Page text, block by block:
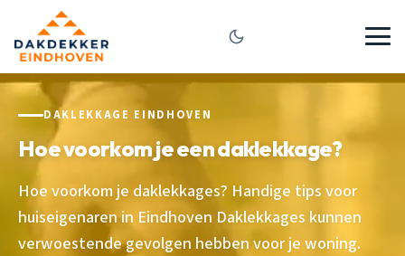
DAKLEKKAGE EINDHOVEN
Hoe voorkom je een daklekkage?
Hoe voorkom je daklekkages? Handige tips voor
huiseigenaren in Eindhoven Daklekkages kunnen
verwoestende gevolgen hebben voor je woning.